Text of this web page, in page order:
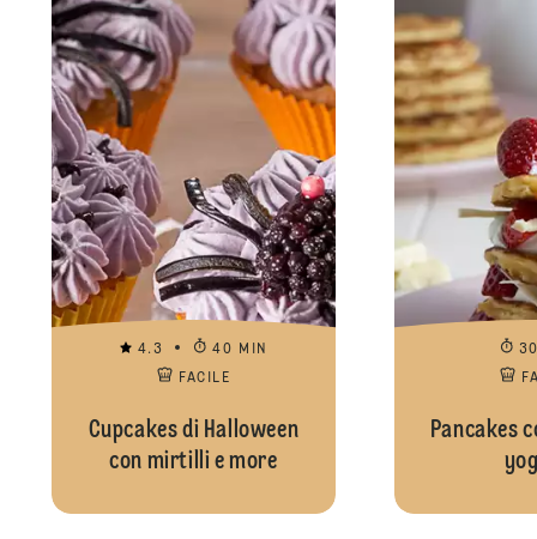
4.3
40 MIN
FACILE
Cupcakes di Halloween
con mirtilli e more
Pancakes